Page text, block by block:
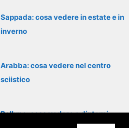
Sappada: cosa vedere in estate e in
inverno
Arabba: cosa vedere nel centro
sciistico
Belluno: cosa vedere e dintorni